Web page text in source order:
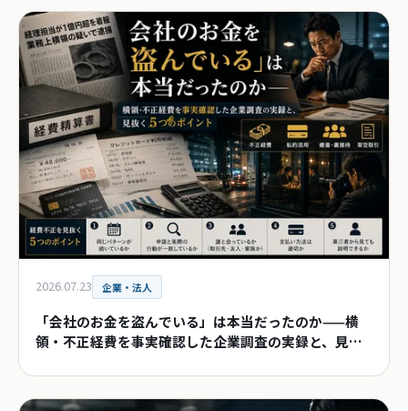
2026.07.23 企業・法人
「会社のお金を盗んでいる」は本当だったのか——横
領・不正経費を事実確認した企業調査の実録と、見抜